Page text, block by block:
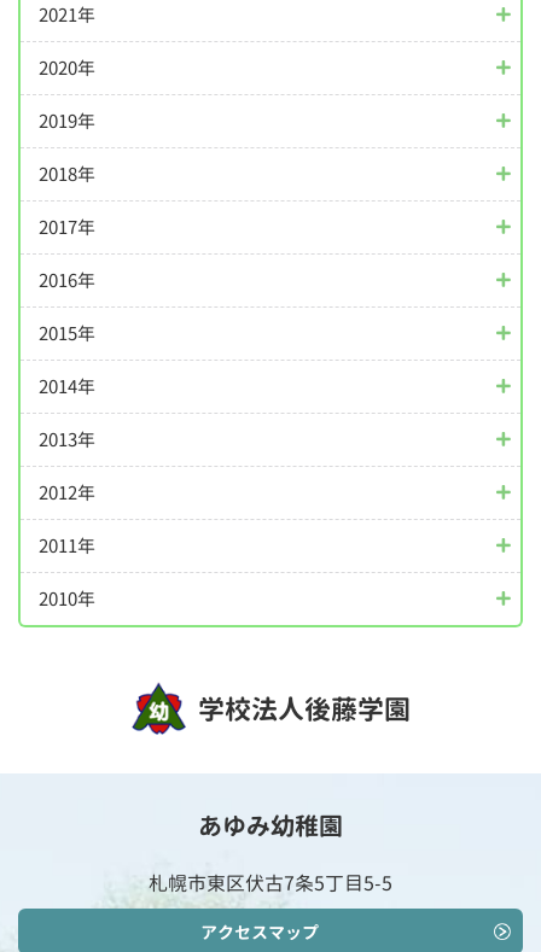
2021年
2020年
2019年
2018年
2017年
2016年
2015年
2014年
2013年
2012年
2011年
2010年
学校法人後藤学園
あゆみ幼稚園
札幌市東区伏古7条5丁目5-5
アクセスマップ